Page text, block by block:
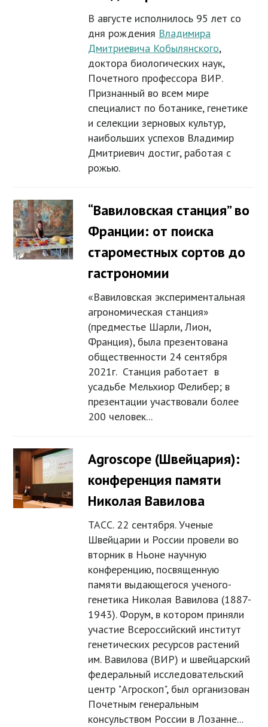
В августе исполнилось 95 лет со
дня рождения Владимира
Дмитриевича Кобылянского,
доктора биологических наук,
Почетного профессора ВИР.
Признанный во всем мире
специалист по ботанике, генетике
и селекции зерновых культур,
наибольших успехов Владимир
Дмитриевич достиг, работая с
рожью.
“Вавиловская станция” во
Франции: от поиска
староместных сортов до
гастрономии
«Вавиловская экспериментальная
агрономическая станция»
(предместье Шарли, Лион,
Франция), была презентована
общественности 24 сентября
2021г. Станция работает в
усадьбе Мельхиор Фелибер; в
презентации участвовали более
200 человек...
Agroscope (Швейцария):
конференция памяти
Николая Вавилова
ТАСС. 22 сентября. Ученые
Швейцарии и России провели во
вторник в Ньоне научную
конференцию, посвященную
памяти выдающегося ученого-
генетика Николая Вавилова (1887-
1943). Форум, в котором приняли
участие Всероссийский институт
генетических ресурсов растений
им. Вавилова (ВИР) и швейцарский
федеральный исследовательский
центр "Агроскоп", был организован
Почетным генеральным
консульством России в Лозанне...